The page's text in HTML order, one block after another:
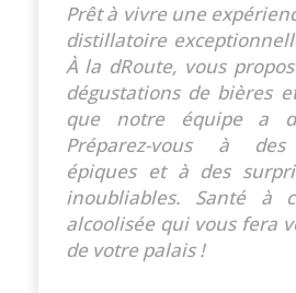
Prêt à vivre une
distillatoire
À la dRoute, vous
dégustations de bières
que notre équipe a
Préparez-vous à des
épiques et à des
inoubliables. Santé à
alcoolisée qui vous fera
de votre palais !